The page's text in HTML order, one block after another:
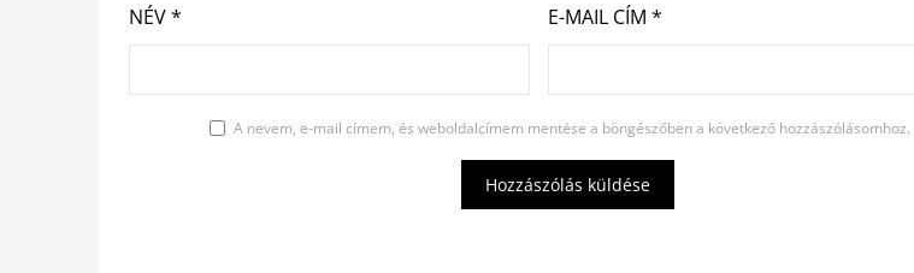
NÉV* E-MAIL CÍM *
A nevem, e-mail címem, és weboldalcímem mentése a böngészőben a következő hozzászólásomhoz.